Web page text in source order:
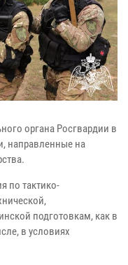
органа Росгвардии в
направленные на
по тактико-
подготовкам, как в
в условиях